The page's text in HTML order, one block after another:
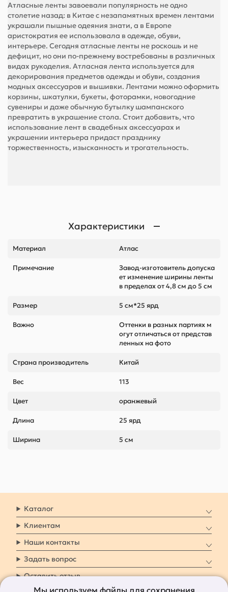
Атласные ленты завоевали популярность не одно
столетие назад: в Китае с незапамятных времен лентами
украшали пышные одеяния знати, а в Европе
аристократия ее использовала в одежде, обуви,
интерьере. Сегодня атласные ленты не роскошь и не
дефицит, но они по-прежнему востребованы в различных
видах рукоделия. Атласная лента используется для
декорирования предметов одежды и обуви, создания
модных аксессуаров и вышивки. Лентами можно оформить
корзины, шкатулки, букеты, фоторамки, новогодние
сувениры и даже обычную бутылку шампанского
превратить в украшение стола. Стоит добавить, что
использование лент в свадебных аксессуарах и
украшении интерьера придаст празднику
торжественность, изысканность и трогательность.
Характеристики
Материал Атлас
Примечание
Завод-изготовитель допуска
ет изменение ширины ленты
в пределах от 4,8 см до 5 см
Размер 5 см*25 ярд
Важно
Оттенки в разных партиях м
огут отличаться от представ
ленных на фото
Страна производитель Китай
Вес 113
Цвет оранжевый
Длина 25 ярд
Ширина 5 см
Каталог
Клиентам
Наши контакты
Задать вопрос
Оставить отзыв
Мы используем файлы для сохранения